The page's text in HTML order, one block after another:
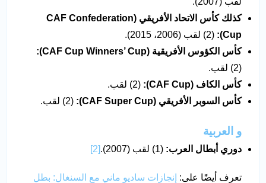
كذلك كأس الاتحاد الأفريقي
(CAF Confederation
Cup):
(2) لقب (2006، 2015).
كأس الكؤوس الأفريقية (CAF Cup Winners’ Cup):
(2) لقب.
كأس الكاف (CAF Cup):
(2) لقب.
كأس السوبر الأفريقي (CAF Super Cup): (2) لقب.
و العربية
دوري أبطال العرب: (1) لقب (2007). [2]
تعرف أيضًا على: إنجازات ساديو ماني مع السنغال: بطل